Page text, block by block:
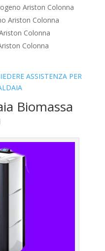
Ariston Colonna
Ariston Colonna
Colonna
Colonna
ASSISTENZA PER
Biomassa